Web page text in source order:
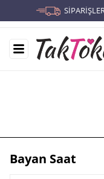
Bayan Saat